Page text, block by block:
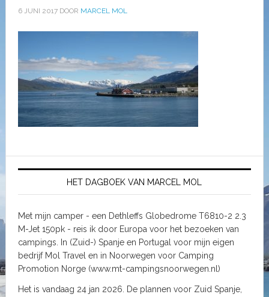
6 JUNI 2017DOOR MARCEL MOL
HET DAGBOEK VAN MARCEL MOL
Met mijn camper - een Dethleffs Globedrome T6810-2 2.3
M-Jet 150pk - reis ik door Europa voor het bezoeken van
campings. In (Zuid-) Spanje en Portugal voor mijn eigen
bedrijf Mol Travel en in Noorwegen voor Camping
Promotion Norge (www.mt-campingsnoorwegen.nl)
Het is vandaag 24 jan 2026. De plannen voor Zuid Spanje,